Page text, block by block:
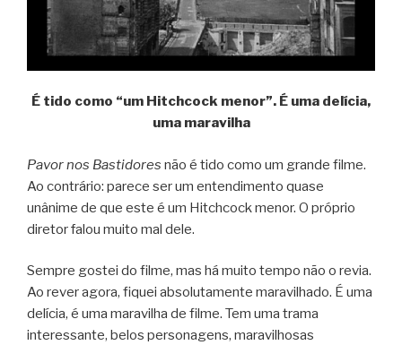
É tido como “um Hitchcock menor”. É uma delícia,
uma maravilha
Pavor nos Bastidores não é tido como um grande filme.
Ao contrário: parece ser um entendimento quase
unânime de que este é um Hitchcock menor. O próprio
diretor falou muito mal dele.
Sempre gostei do filme, mas há muito tempo não o revia.
Ao rever agora, fiquei absolutamente maravilhado. É uma
delícia, é uma maravilha de filme. Tem uma trama
interessante, belos personagens, maravilhosas